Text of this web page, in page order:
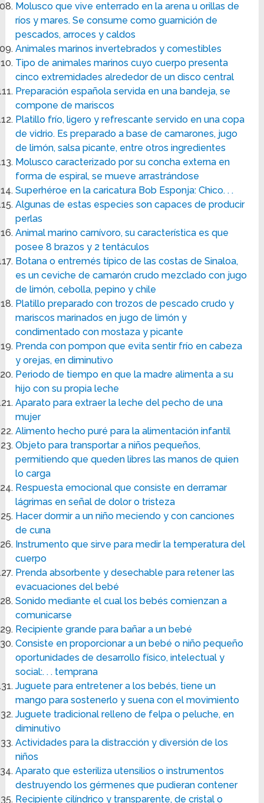
Molusco que vive enterrado en la arena u orillas de
ríos y mares. Se consume como guarnición de
pescados, arroces y caldos
Animales marinos invertebrados y comestibles
Tipo de animales marinos cuyo cuerpo presenta
cinco extremidades alrededor de un disco central
Preparación española servida en una bandeja, se
compone de mariscos
Platillo frío, ligero y refrescante servido en una copa
de vidrio. Es preparado a base de camarones, jugo
de limón, salsa picante, entre otros ingredientes
Molusco caracterizado por su concha externa en
forma de espiral, se mueve arrastrándose
Superhéroe en la caricatura Bob Esponja: Chico. . .
Algunas de estas especies son capaces de producir
perlas
Animal marino carnívoro, su característica es que
posee 8 brazos y 2 tentáculos
Botana o entremés típico de las costas de Sinaloa,
es un ceviche de camarón crudo mezclado con jugo
de limón, cebolla, pepino y chile
Platillo preparado con trozos de pescado crudo y
mariscos marinados en jugo de limón y
condimentado con mostaza y picante
Prenda con pompon que evita sentir frío en cabeza
y orejas, en diminutivo
Periodo de tiempo en que la madre alimenta a su
hijo con su propia leche
Aparato para extraer la leche del pecho de una
mujer
Alimento hecho puré para la alimentación infantil
Objeto para transportar a niños pequeños,
permitiendo que queden libres las manos de quien
lo carga
Respuesta emocional que consiste en derramar
lágrimas en señal de dolor o tristeza
Hacer dormir a un niño meciendo y con canciones
de cuna
Instrumento que sirve para medir la temperatura del
cuerpo
Prenda absorbente y desechable para retener las
evacuaciones del bebé
Sonido mediante el cual los bebés comienzan a
comunicarse
Recipiente grande para bañar a un bebé
Consiste en proporcionar a un bebé o niño pequeño
oportunidades de desarrollo físico, intelectual y
social:. . . temprana
Juguete para entretener a los bebés, tiene un
mango para sostenerlo y suena con el movimiento
Juguete tradicional relleno de felpa o peluche, en
diminutivo
Actividades para la distracción y diversión de los
niños
Aparato que esteriliza utensilios o instrumentos
destruyendo los gérmenes que pudieran contener
Recipiente cilíndrico y transparente, de cristal o